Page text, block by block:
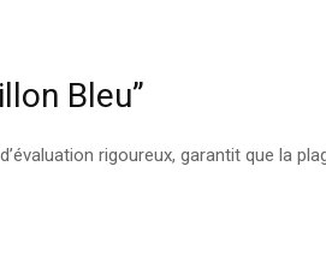
Bleu”
rigoureux, garantit que la